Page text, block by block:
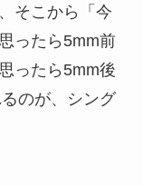
そこから「今
ったら5mm前
ったら5mm後
のが、シング